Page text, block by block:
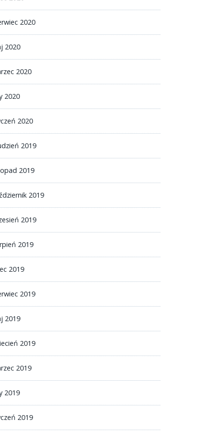
2020
2020
2020
2020
2020
2019
2019
2019
2019
2019
2019
2019
2019
2019
2019
2019
2019